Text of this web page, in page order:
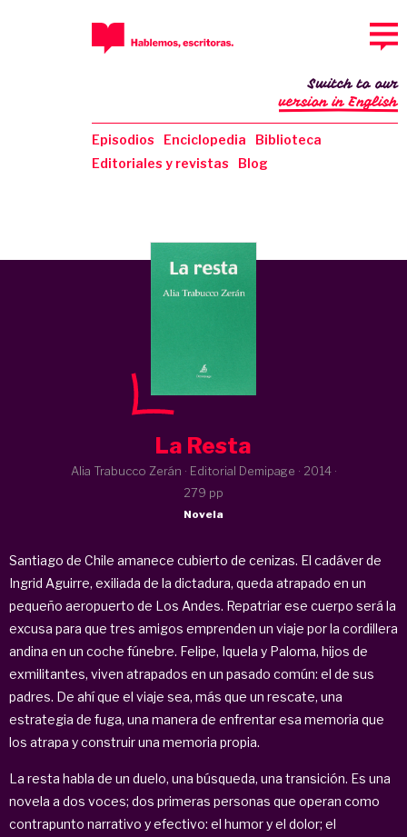
Episodios Enciclopedia
Biblioteca
Editoriales y revistas
Blog
Switch to our
version in English
La Resta
Alia Trabucco Zerán · Editorial Demipage · 2014·
279 pp
Novela
Santiago de Chile amanece cubierto de cenizas. El cadáver de
Ingrid Aguirre, exiliada de la dictadura, queda atrapado en un
pequeño aeropuerto de Los Andes. Repatriar ese cuerpo será la
excusa para que tres amigos emprenden un viaje por la cordillera
andina en un coche fúnebre. Felipe, Iquela y Paloma, hijos de
exmilitantes, viven atrapados en un pasado común: el de sus
padres. De ahí que el viaje sea, más que un rescate, una
estrategia de fuga, una manera de enfrentar esa memoria que
los atrapa y construir una memoria propia.
La resta habla de un duelo, una búsqueda, una transición. Es una
novela a dos voces; dos primeras personas que operan como
contrapunto narrativo y efectivo: el humor y el dolor; el